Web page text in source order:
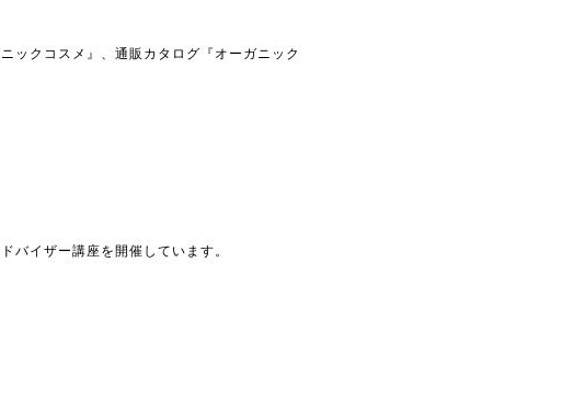
ックコスメ』、通販カタログ『オーガニック
バイザー講座を開催しています。